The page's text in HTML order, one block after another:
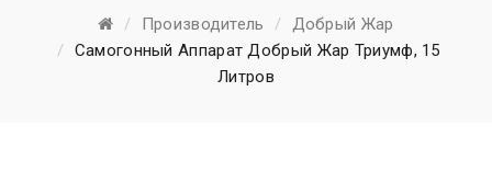
Производитель
Добрый Жар
Самогонный Аппарат Добрый Жар Триумф, 15
Литров